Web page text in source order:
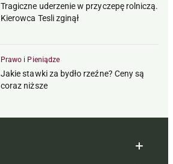
Tragiczne uderzenie w przyczepę rolniczą.
Kierowca Tesli zginął
Prawo i Pieniądze
Jakie stawki za bydło rzeźne? Ceny są
coraz niższe